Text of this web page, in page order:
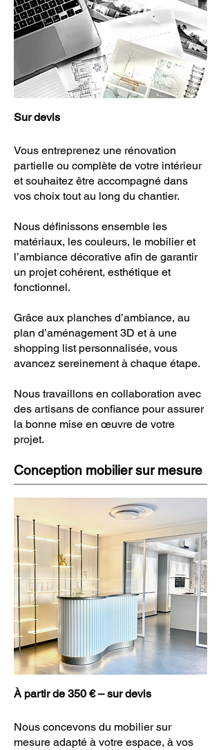
Sur devis
Vous entreprenez une rénovation
partielle ou complète de votre intérieur
et souhaitez être accompagné dans
vos choix tout au long du chantier.
Nous définissons ensemble les
matériaux, les couleurs, le mobilier et
l’ambiance décorative afin de garantir
un projet cohérent, esthétique et
fonctionnel.
Grâce aux planches d’ambiance, au
plan d’aménagement 3D et à une
shopping list personnalisée, vous
avancez sereinement à chaque étape.
Nous travaillons en collaboration avec
des artisans de confiance pour assurer
la bonne mise en œuvre de votre
projet.
Conception mobilier sur mesure
À partir de 350 € – sur devis
Nous concevons du mobilier sur
mesure adapté à votre espace, à vos